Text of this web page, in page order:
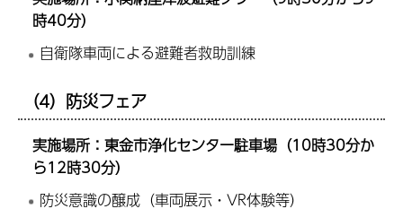
時40分）
自衛隊車両による避難者救助訓練
（4）防災フェア
実施場所：東金市浄化センター駐車場（10時30分か
ら12時30分）
防災意識の醸成（車両展示・VR体験等）